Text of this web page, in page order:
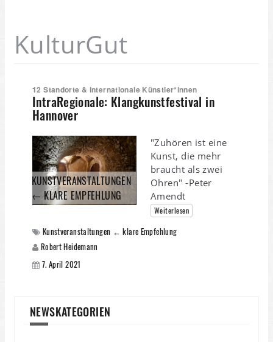
KulturGut
12 Standorte & internationale Künstler*innen
IntraRegionale: Klangkunstfestival in
Hannover
KUNSTVERANSTALTUNGEN
← KLARE EMPFEHLUNG
"Zuhören ist eine
Kunst, die mehr
braucht als zwei
Ohren" -Peter
Amendt
Weiterlesen
Kunstveranstaltungen ← klare Empfehlung
Robert Heidemann
7. April 2021
NEWSKATEGORIEN